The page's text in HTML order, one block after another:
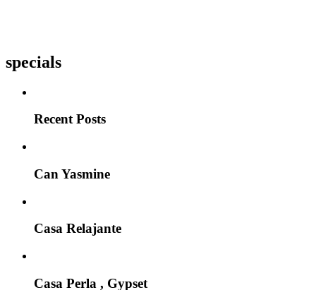
specials
Recent Posts
Can Yasmine
Casa Relajante
Casa Perla , Gypset